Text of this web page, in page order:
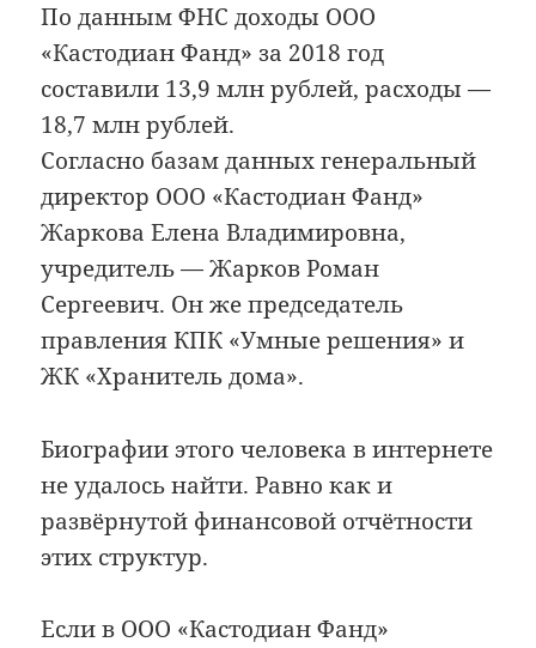
По данным ФНС доходы ООО
«Кастодиан Фанд» за 2018 год
составили 13,9 млн рублей, расходы —
18,7 млн рублей.
Согласно базам данных генеральный
директор ООО «Кастодиан Фанд»
Жаркова Елена Владимировна,
учредитель — Жарков Роман
Сергеевич. Он же председатель
правления КПК «Умные решения» и
ЖК «Хранитель дома».
Биографии этого человека в интернете
не удалось найти. Равно как и
развёрнутой финансовой отчётности
этих структур.
Если в ООО «Кастодиан Фанд»